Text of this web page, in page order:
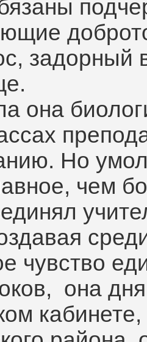
задорный
она
Но
чем
чувство
она